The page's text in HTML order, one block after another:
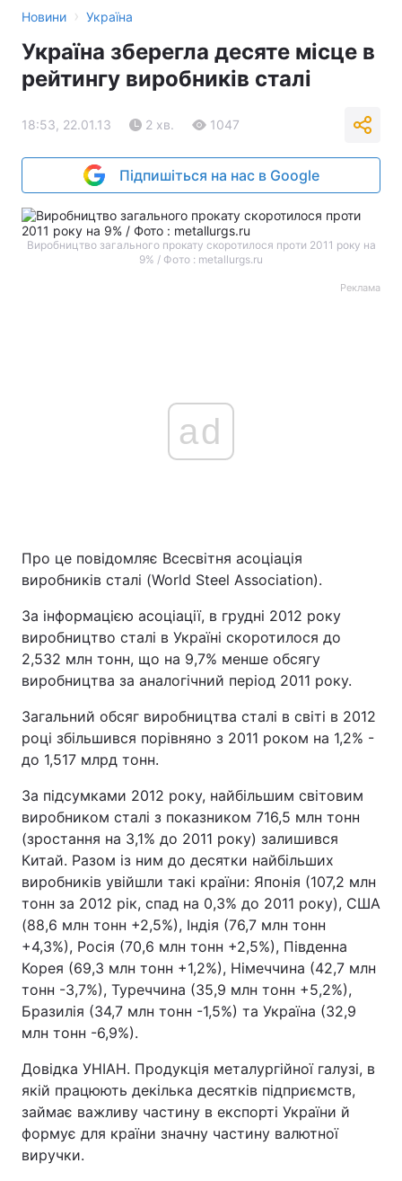
Новини › Україна
Україна зберегла десяте місце в
рейтингу виробників сталі
18:53, 22.01.13 2 хв. 1047
Підпишіться на нас в Google
Виробництво загального прокату скоротилося проти 2011 року на
9% / Фото : metallurgs.ru
Реклама
ad
Про це повідомляє Всесвітня асоціація
виробників сталі (World Steel Association).
За інформацією асоціації, в грудні 2012 року
виробництво сталі в Україні скоротилося до
2,532 млн тонн, що на 9,7% менше обсягу
виробництва за аналогічний період 2011 року.
Загальний обсяг виробництва сталі в світі в 2012
році збільшився порівняно з 2011 роком на 1,2% -
до 1,517 млрд тонн.
За підсумками 2012 року, найбільшим світовим
виробником сталі з показником 716,5 млн тонн
(зростання на 3,1% до 2011 року) залишився
Китай. Разом із ним до десятки найбільших
виробників увійшли такі країни: Японія (107,2 млн
тонн за 2012 рік, спад на 0,3% до 2011 року), США
(88,6 млн тонн +2,5%), Індія (76,7 млн тонн
+4,3%), Росія (70,6 млн тонн +2,5%), Південна
Корея (69,3 млн тонн +1,2%), Німеччина (42,7 млн
тонн -3,7%), Туреччина (35,9 млн тонн +5,2%),
Бразилія (34,7 млн тонн -1,5%) та Україна (32,9
млн тонн -6,9%).
Довідка УНІАН. Продукція металургійної галузі, в
якій працюють декілька десятків підприємств,
займає важливу частину в експорті України й
формує для країни значну частину валютної
виручки.